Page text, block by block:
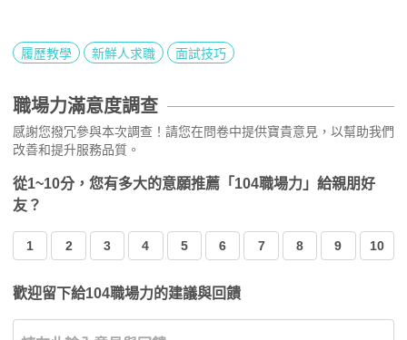
履歷教學 新鮮人求職 面試技巧
職場力滿意度調查
感謝您撥冗參與本次調查！請您在問卷中提供寶貴意見，以幫助我們
改善和提升服務品質。
從1~10分，您有多大的意願推薦「104職場力」給親朋好
友？
1 2 3 4 5 6 7 8 9 10
歡迎留下給104職場力的建議與回饋